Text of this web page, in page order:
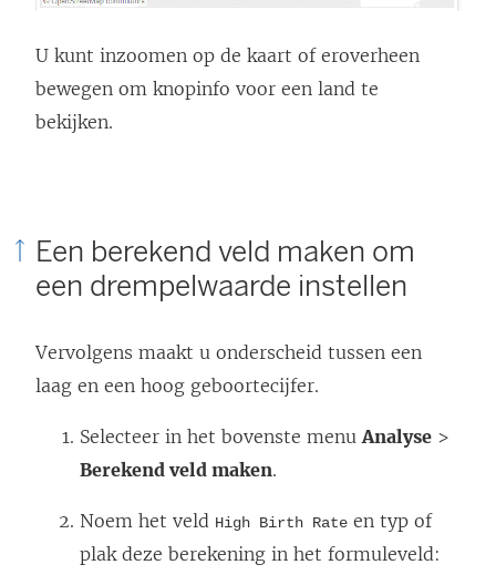
U kunt inzoomen op de kaart of eroverheen
bewegen om knopinfo voor een land te
bekijken.
Een berekend veld maken om
een drempelwaarde instellen
Vervolgens maakt u onderscheid tussen een
laag en een hoog geboortecijfer.
Selecteer in het bovenste menuAnalyse >
Berekend veld maken.
Noem het veld High Birth Rate en typ of
plak deze berekening in het formuleveld: